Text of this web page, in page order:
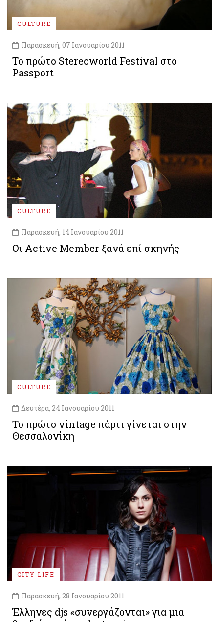
CULTURE
Παρασκευή, 07 Ιανουαρίου 2011
Το πρώτο Stereoworld Festival στο
Passport
CULTURE
Παρασκευή, 14 Ιανουαρίου 2011
Οι Active Member ξανά επί σκηνής
CULTURE
Δευτέρα, 24 Ιανουαρίου 2011
Το πρώτο vintage πάρτι γίνεται στην
Θεσσαλονίκη
CITY LIFE
Παρασκευή, 28 Ιανουαρίου 2011
Έλληνες djs «συνεργάζονται» για μια